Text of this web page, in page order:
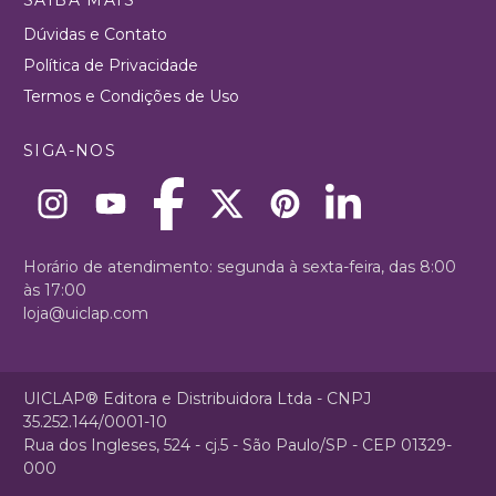
Dúvidas e Contato
Política de Privacidade
Termos e Condições de Uso
SIGA-NOS
Horário de atendimento: segunda à sexta-feira, das 8:00
às 17:00
loja@uiclap.com
UICLAP® Editora e Distribuidora Ltda - CNPJ
35.252.144/0001-10
Rua dos Ingleses, 524 - cj.5 - São Paulo/SP - CEP 01329-
000